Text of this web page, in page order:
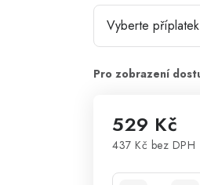
529 Kč
437 Kč bez DPH